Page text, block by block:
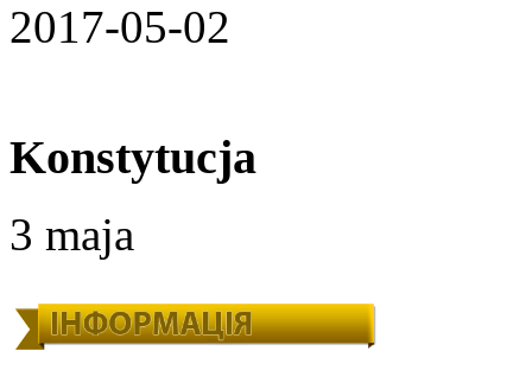
2017-05-02
Konstytucja
3 maja